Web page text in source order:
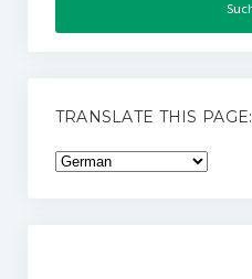
TRANSLATE THIS PAGE: